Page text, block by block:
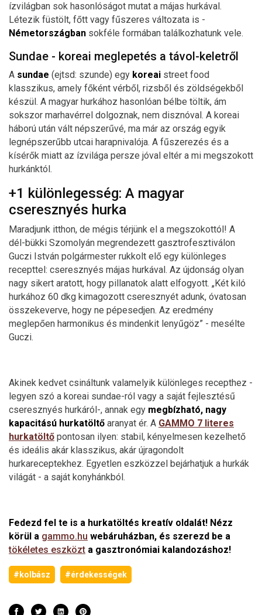
ízvilágban sok hasonlóságot mutat a májas hurkával.
Létezik füstölt, főtt vagy fűszeres változata is -
Németországban sokféle formában találkozhatunk vele.
Sundae - koreai meglepetés a távol-keletről
A sundae (ejtsd: szunde) egy koreai street food
klasszikus, amely főként vérből, rizsből és zöldségekből
készül. A magyar hurkához hasonlóan bélbe töltik, ám
sokszor marhavérrel dolgoznak, nem disznóval. A koreai
háború után vált népszerűvé, ma már az ország egyik
legnépszerűbb utcai harapnivalója. A fűszerezés és a
kísérők miatt az ízvilága persze jóval eltér a mi megszokott
hurkánktól.
+1 különlegesség: A magyar
cseresznyés hurka
Maradjunk itthon, de mégis térjünk el a megszokottól! A
dél-bükki Szomolyán megrendezett gasztrofesztiválon
Guczi István polgármester rukkolt elő egy különleges
recepttel: cseresznyés májas hurkával. Az újdonság olyan
nagy sikert aratott, hogy pillanatok alatt elfogyott. „Két kiló
hurkához 60 dkg kimagozott cseresznyét adunk, óvatosan
összekeverve, hogy ne pépesedjen. Az eredmény
meglepően harmonikus és mindenkit lenyűgöz” - mesélte
Guczi.
Akinek kedvet csináltunk valamelyik különleges recepthez -
legyen szó a koreai sundae-ról vagy a saját fejlesztésű
cseresznyés hurkáról-, annak egy megbízható, nagy
kapacitású hurkatöltő aranyat ér. A GAMMO 7 literes
hurkatöltő pontosan ilyen: stabil, kényelmesen kezelhető
és ideális akár klasszikus, akár újragondolt
hurkareceptekhez. Egyetlen eszközzel bejárhatjuk a hurkák
világát - a saját konyhánkból.
Fedezd fel te is a hurkatöltés kreatív oldalát! Nézz
körül a gammo.hu webáruházban, és szerezd be a
tökéletes eszközt a gasztronómiai kalandozáshoz!
#kolbász #érdekességek